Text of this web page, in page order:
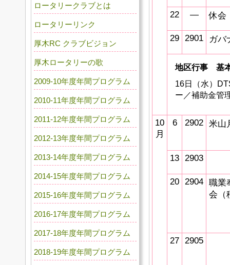
22 ― 休会
29 2901 ガバ
地区行事
基
16日（水）
ー／補助金
10
月
6 2902 米山
13 2903
20 2904 職業
会（
27 2905
ロータリークラブとは
ロータリーリンク
厚木RC クラブビジョン
厚木ロータリーの歌
2009-10年度年間プログラム
2010-11年度年間プログラム
2011-12年度年間プログラム
2012-13年度年間プログラム
2013-14年度年間プログラム
2014-15年度年間プログラム
2015-16年度年間プログラム
2016-17年度年間プログラム
2017-18年度年間プログラム
2018-19年度年間プログラム